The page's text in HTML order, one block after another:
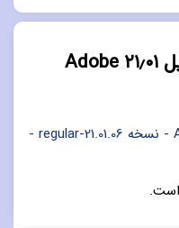
لینک دانلود برنامه اسکن فایل ۲۱٫۰۱ Adobe
دانلود مستقیم اپلیکیشن Adobe Scan - نسخه 21.01.06-regular -